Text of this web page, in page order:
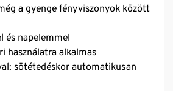
a gyenge fényviszonyok között
és napelemmel
használatra alkalmas
sötétedéskor automatikusan